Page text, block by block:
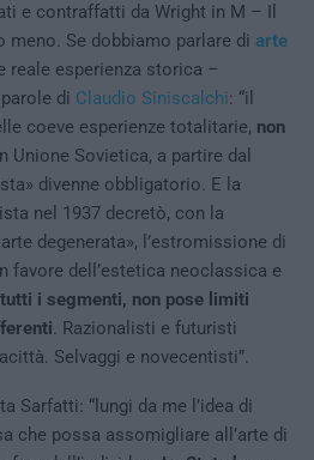
e contraffatti da Wright in M – Il
meno. Se dobbiamo parlare di arte
reale esperienza storica –
di Claudio Siniscalchi: “il
coeve esperienze totalitarie, non
Unione Sovietica, a partire dal
divenne obbligatorio. E la
nel 1937 decretò, con la
degenerata», l’estromissione di
favore dell’estetica neoclassica e
i segmenti, non pose limiti
. Razionalisti e futuristi
Selvaggi e novecentisti”.
Sarfatti: “lungi da me l’idea di
che possa assomigliare all’arte di